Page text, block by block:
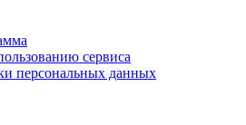
сервиса
персональных данных